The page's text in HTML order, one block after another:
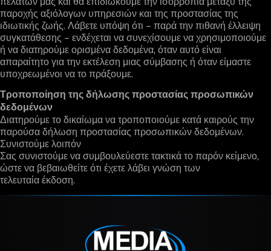
παροχής αξιόλογων υπηρεσιών και της προστασίας της
ιδιωτικής ζωής. Λάβετε υπόψη ότι – παρά την πιθανή έλλειψη
συγκατάθεσης – ενδέχεται να συνεχίσουμε να χρησιμοποιούμε
ή να διατηρούμε ορισμένα δεδομένα, όταν αυτό είναι
απαραίτητο για την εκτέλεση μιας σύμβασης ή όταν είμαστε
υποχρεωμένοι να το πράξουμε.
Τροποποίηση της δήλωσης προστασίας προσωπικών
δεδομένων
Διατηρούμε το δικαίωμα να τροποποιούμε κατά καιρούς την
παρούσα δήλωση προστασίας προσωπικών δεδομένων.
Συνιστούμε λοιπόν
Σας συνιστούμε να συμβουλεύεστε τακτικά το παρόν κείμενο,
ώστε να βεβαιωθείτε ότι έχετε λάβει γνώση των
τελευταία έκδοση.